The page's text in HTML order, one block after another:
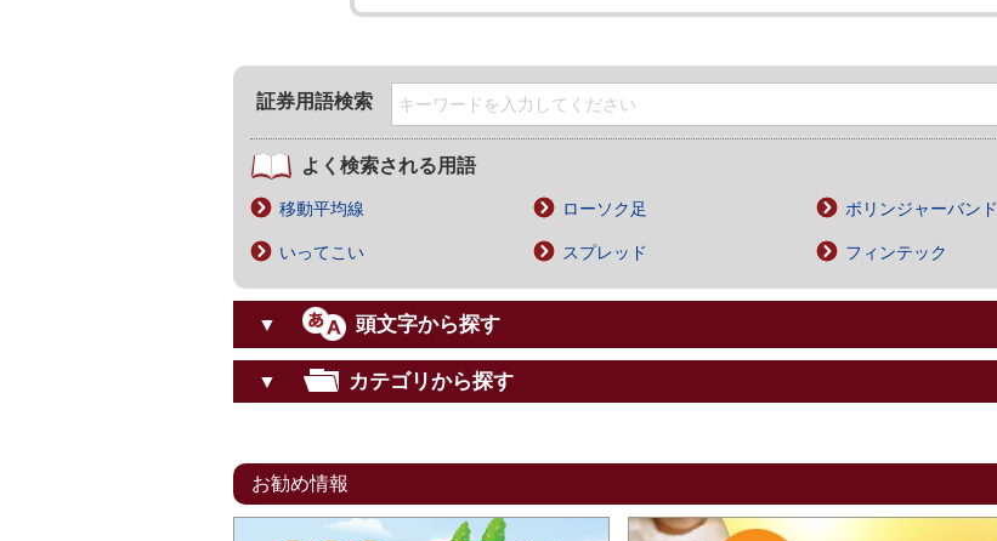
証券用語検索
よく検索される用語
移動平均線 ローソク足 ボリンジャーバンド
いってこい スプレッド フィンテック
▼ 頭文字から探す
▼ カテゴリから探す
お勧め情報